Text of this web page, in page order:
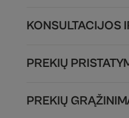
KONSULTACIJOS
PREKIŲ
PREKIŲ